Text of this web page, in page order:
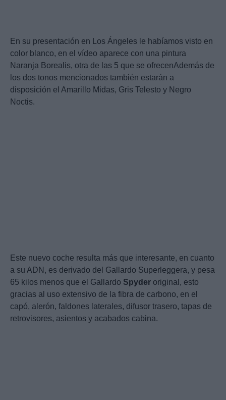
En su presentación en Los Ángeles le habíamos visto en
color blanco, en el vídeo aparece con una pintura
Naranja Borealis, otra de las 5 que se ofrecenAdemás de
los dos tonos mencionados también estarán a
disposición el Amarillo Midas, Gris Telesto y Negro
Noctis.
Este nuevo coche resulta más que interesante, en cuanto
a su ADN, es derivado del Gallardo Superleggera, y pesa
65 kilos menos que el Gallardo Spyder original, esto
gracias al uso extensivo de la fibra de carbono, en el
capó, alerón, faldones laterales, difusor trasero, tapas de
retrovisores, asientos y acabados cabina.